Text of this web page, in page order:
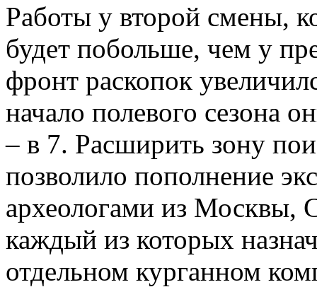
Работы у второй смены,
будет побольше, чем у
фронт раскопок
начало полевого сезона
– в 7. Расширить зону
позволило пополнение
археологами из Москвы,
каждый из которых
отдельном курганном